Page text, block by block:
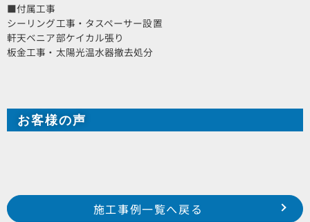
■付属工事
シーリング工事・タスペーサー設置
軒天ベニア部ケイカル張り
板金工事・太陽光温水器撤去処分
お客様の声
Prev
2023年3月施工 浜松市中区三島町 某店舗
施工事例一覧へ戻る